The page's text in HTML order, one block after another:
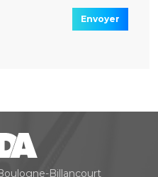
Envoyer
Billancourt